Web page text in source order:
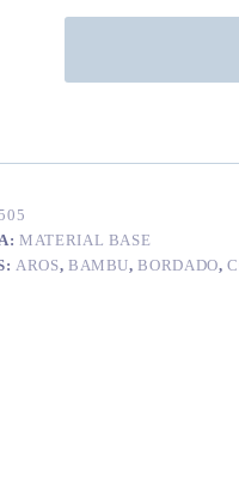
MATERIAL BASE
AROS, BAMBU,BORDADO,